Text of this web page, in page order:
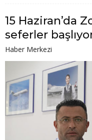
15 Haziran’da
seferler
Haber Merkezi